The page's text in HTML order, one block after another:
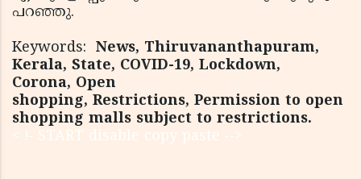
പറഞ്ഞു.
Keywords: News, Thiruvananthapuram,
Kerala, State, COVID-19, Lockdown,
Corona, Open
shopping, Restrictions, Permission to open
shopping malls subject to restrictions.
< !- START disable copy paste -->